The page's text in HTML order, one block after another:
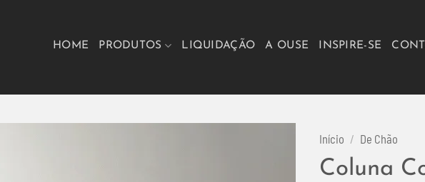
HOME PRODUTOS LIQUIDAÇÃO A OUSE INSPIRE-SE
Início / De Chão
Coluna